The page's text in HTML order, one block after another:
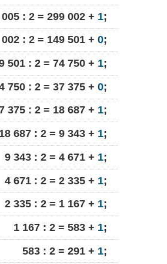
: 2 = 299 002 + 1;
: 2 = 149 501 + 0;
501 : 2 = 74 750 + 1;
750 : 2 = 37 375 + 0;
375 : 2 = 18 687 + 1;
18 687 : 2 = 9 343 + 1;
9 343 : 2 = 4 671 + 1;
4 671 : 2 = 2 335 + 1;
2 335 : 2 = 1 167 + 1;
1 167 : 2 = 583 + 1;
583 : 2 = 291 + 1;